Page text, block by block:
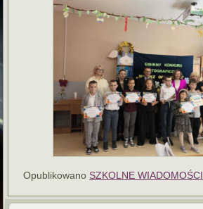
Opublikowano SZKOLNE WIADOMOŚCI